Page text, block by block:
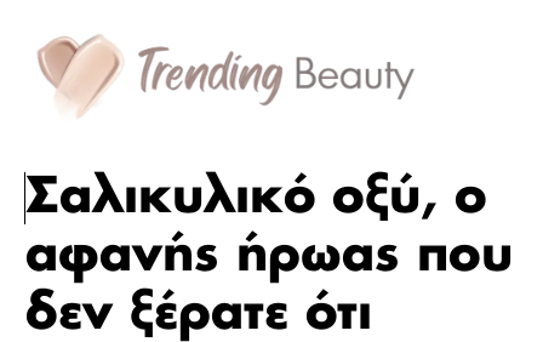
Σαλικυλικό οξύ, ο
αφανής ήρωας που
δεν ξέρατε ότι